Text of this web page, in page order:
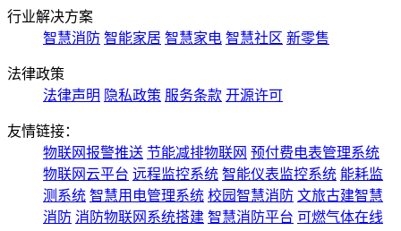
行业解决方案
智慧消防 智能家居 智慧家电 智慧社区 新零售
法律政策
法律声明 隐私政策 服务条款 开源许可
友情链接：
物联网报警推送 节能减排物联网 预付费电表管理系统
物联网云平台 远程监控系统 智能仪表监控系统 能耗监
测系统 智慧用电管理系统 校园智慧消防 文旅古建智慧
消防 消防物联网系统搭建 智慧消防平台 可燃气体在线